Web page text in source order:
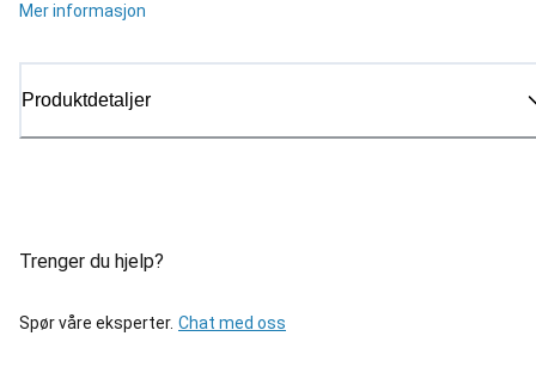
Mer informasjon
Produktdetaljer
Trenger du hjelp?
Spør våre eksperter. Chat med oss